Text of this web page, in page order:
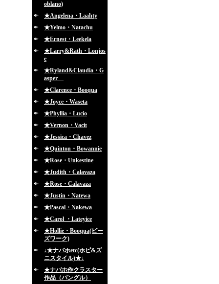
oblano)
★Angelena・Laahty
★Yelmo・Natachu
★Ernest・Leekela
★Larry&Rath・Lonjos
e
★Ryland&Claudia・G
asper
★Clarence・Booqua
★Joyce・Waseta
★Phyllia・Lucio
★Vernon・Vacit
★Jessica・Chavez
★Quinton・Bowannie
★Rose・Unkestine
★Judith・Calavaza
★Rose・Calavaza
★Justin・Natewa
★Pascal・Nakewa
★Carol ・Lateyice
★Hollie・Booqua(ビー
ズワーク)
↓★ナバホetc(ホピ&ズ
ニスタイル)★↓
★ナバホ作クラスター
作品（バングル）